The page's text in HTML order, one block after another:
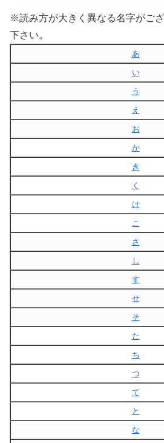
※読み方が大きく異なる名字がご
下さい。
あ
い
う
え
お
か
き
く
け
こ
さ
し
す
せ
そ
た
ち
つ
て
と
な